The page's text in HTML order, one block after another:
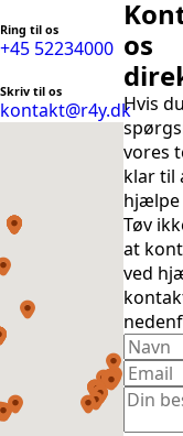
Ring til os
+45 52234000
Skriv til os
kontakt@r4y.dk
os
Hvis
vores
klar til
hjælpe
Tøv
at
ved